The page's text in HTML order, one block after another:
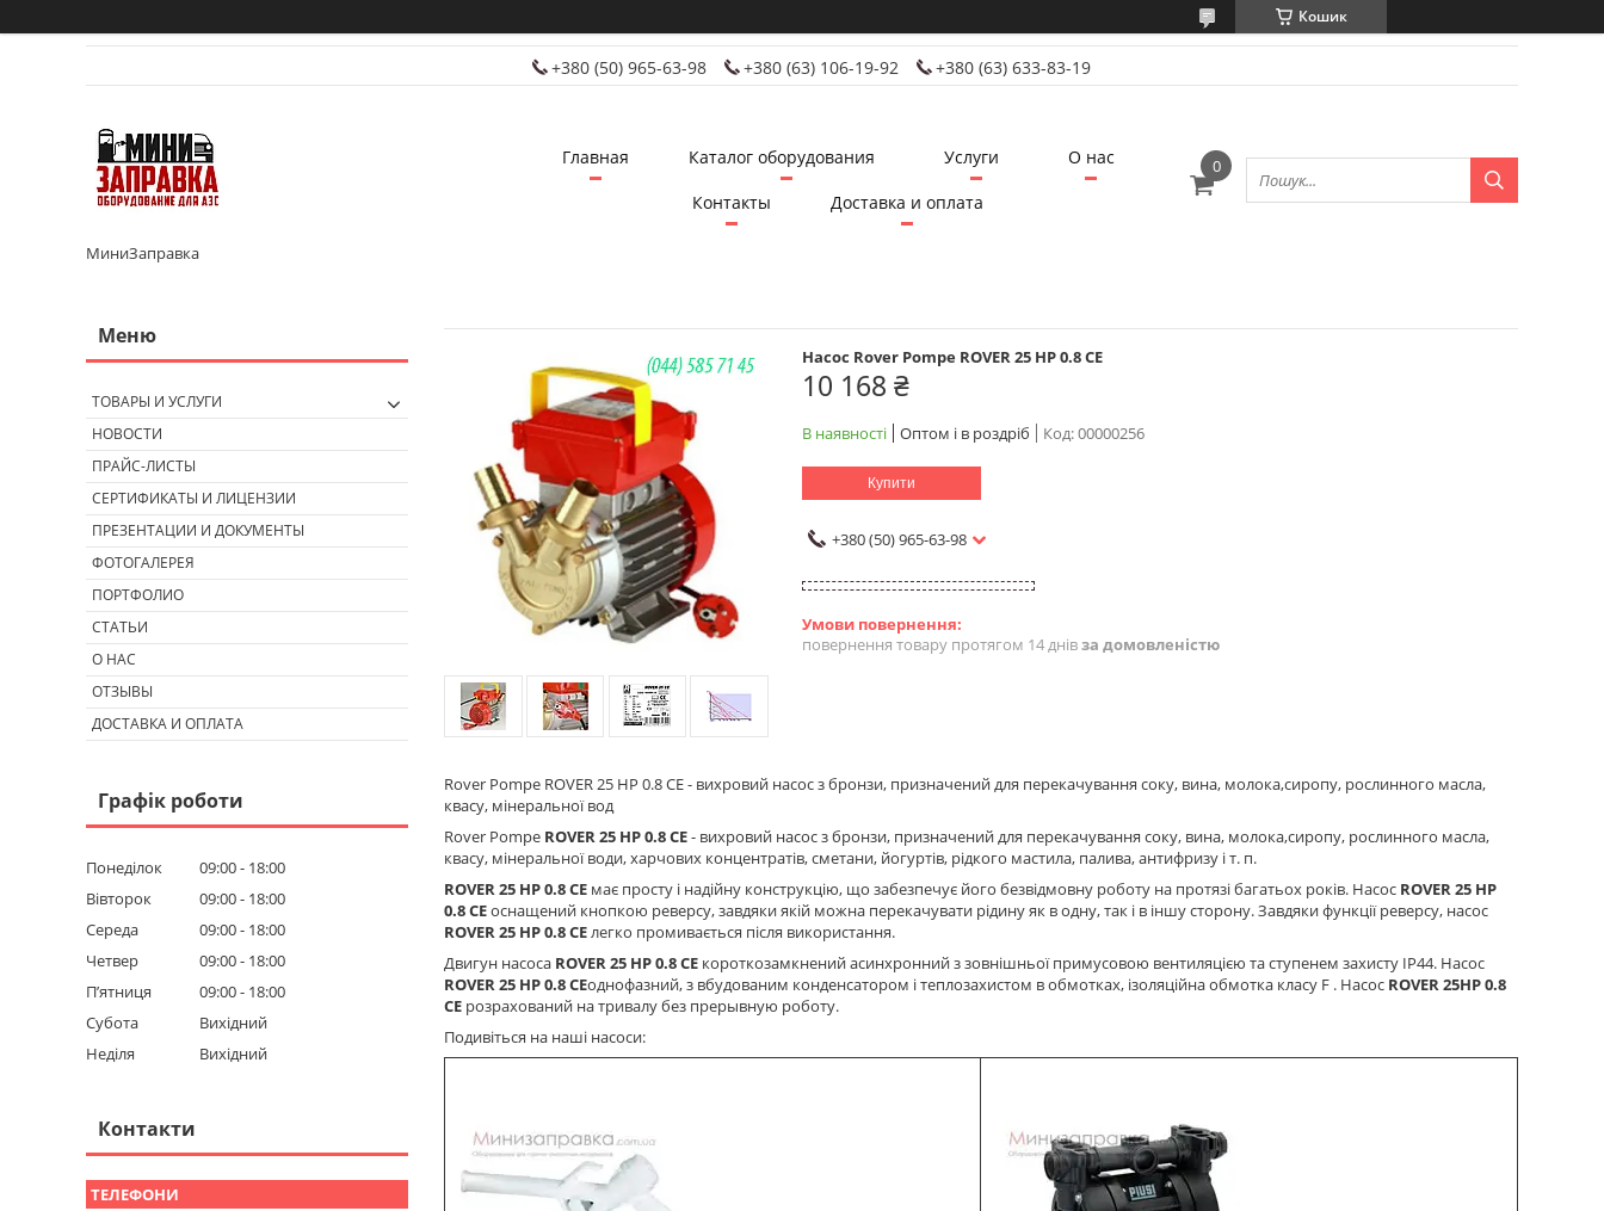
Кошик
+380 (50) 965-63-98 +380 (63) 106-19-92 +380 (63) 633-83-19
МиниЗаправка
Главная Каталог оборудования Услуги
О нас
Контакты
Доставка и оплата
Насос Rover Pompe ROVER 25 HP 0.8 CE
10 168 ₴
В наявності Оптом і в роздріб Код:00000256
Купити
+380 (50) 965-63-98
повернення товару протягом 14 днівза домовленістю
Rover Pompe ROVER 25 HP 0.8 CE - вихровий насос з бронзи, призначений для перекачування соку, вина, молока,сиропу, рослинного масла,
квасу, мінеральної вод
Rover Pompe ROVER 25 HP 0.8 CE- вихровий насос з бронзи, призначений для перекачування соку, вина, молока,сиропу, рослинного масла,
квасу, мінеральної води, харчових концентратів, сметани, йогуртів, рідкого мастила, палива, антифризу і т. п.
ROVER 25 HP 0.8 CE має просту і надійну конструкцію, що забезпечує його безвідмовну роботу на протязі багатьох років. Насос ROVER 25 HP
0.8 CEоснащений кнопкою реверсу, завдяки якій можна перекачувати рідину як в одну, так і в іншу сторону. Завдяки функції реверсу, насос
ROVER 25 HP 0.8 CE легко промивається після використання.
Двигун насоса ROVER 25 HP 0.8 CE короткозамкнений асинхронний з зовнішньої примусовою вентиляцією та ступенем захисту IP44. Насос
ROVER 25 HP 0.8 CEоднофазний, з вбудованим конденсатором і теплозахистом в обмотках, ізоляційна обмотка класу F . Насос ROVER 25HP 0.8
CE розрахований на тривалу без прерывную роботу.
Подивіться на наші насоси:
ТОВАРЫ И УСЛУГИ
НОВОСТИ
ПРАЙС-ЛИСТЫ
СЕРТИФИКАТЫ И ЛИЦЕНЗИИ
ПРЕЗЕНТАЦИИ И ДОКУМЕНТЫ
ФОТОГАЛЕРЕЯ
ПОРТФОЛИО
СТАТЬИ
О НАС
ОТЗЫВЫ
ДОСТАВКА И ОПЛАТА
Графік роботи
Понеділок 09:00
18:00
Вівторок
09:00
18:00
Середа
09:00
18:00
Четвер
09:00
18:00
Пʼятниця
09:00
18:00
Субота
Вихідний
Неділя
Вихідний
Контакти